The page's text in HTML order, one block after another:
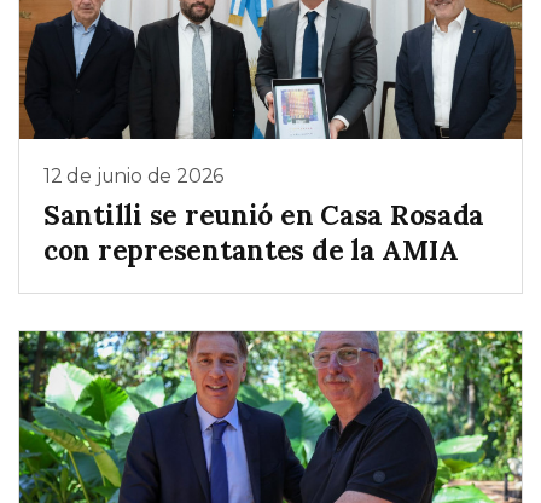
12 de junio de 2026
Santilli se reunió en Casa Rosada
con representantes de la AMIA